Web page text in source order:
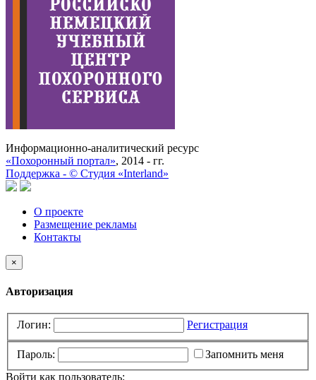
Информационно-аналитический ресурс
«Похоронный портал», 2014 - гг.
Поддержка - © Cтудия «Interland»
О проекте
Размещение рекламы
Контакты
×
Авторизация
Логин: Регистрация
Пароль:
Запомнить меня
Войти как пользователь: